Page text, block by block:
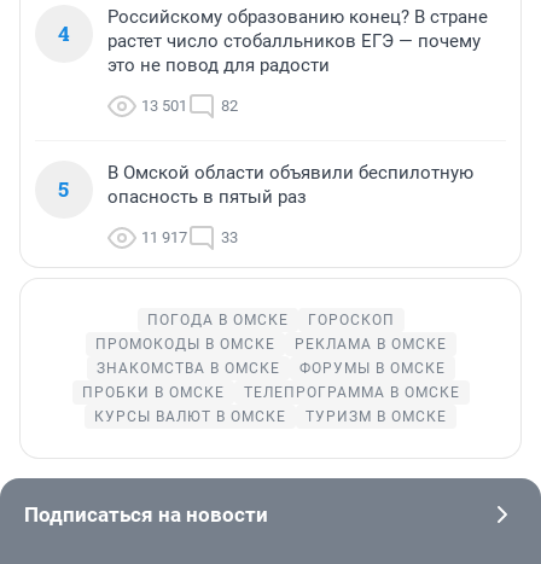
4
Российскому образованию конец? В стране
растет число стобалльников ЕГЭ — почему
это не повод для радости
13 501 82
5
В Омской области объявили беспилотную
опасность в пятый раз
11 917 33
ПОГОДА В ОМСКЕ
ГОРОСКОП
ПРОМОКОДЫ В ОМСКЕ
РЕКЛАМА В ОМСКЕ
ЗНАКОМСТВА В ОМСКЕ
ФОРУМЫ В ОМСКЕ
ПРОБКИ В ОМСКЕ
ТЕЛЕПРОГРАММА В ОМСКЕ
КУРСЫ ВАЛЮТ В ОМСКЕ
ТУРИЗМ В ОМСКЕ
Подписаться на новости